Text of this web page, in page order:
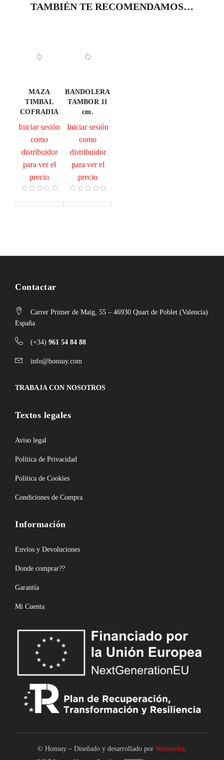
TAMBIÉN TE RECOMENDAMOS…
MAZA
TIMBAL
COFRADIA
Iniciar sesión
como
distribuidor
para ver el
precio
BANDOLERA
TAMBOR 11
cm.
Iniciar sesión
como
distribuidor
para ver el
precio
Contactar
Carrer Primer de Maig, 55 – 46930 Quart de Poblet (Valencia)
España
(+34) 961 54 84 88
info@honsuy.com
TRABAJA CON NOSOTROS
Textos legales
Aviso legal
Política de Privacidad
Política de Cookies
Condiciones de Compra
Información
Envíos y Devoluciones
Donde comprar??
Garantía
Mi Cuenta
© Honsuy – Diseñado y desarrollado por Websitelia.